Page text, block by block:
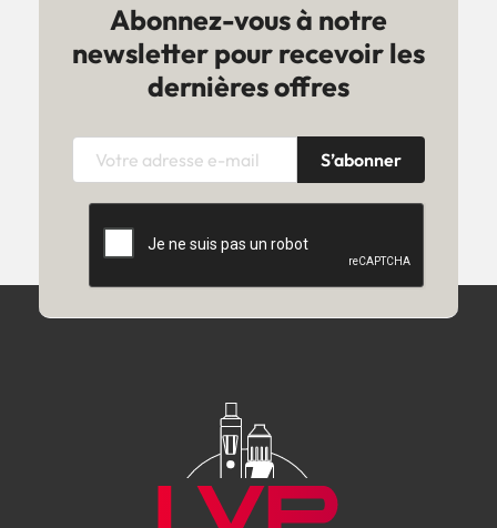
Abonnez-vous à notre
newsletter pour recevoir les
dernières offres